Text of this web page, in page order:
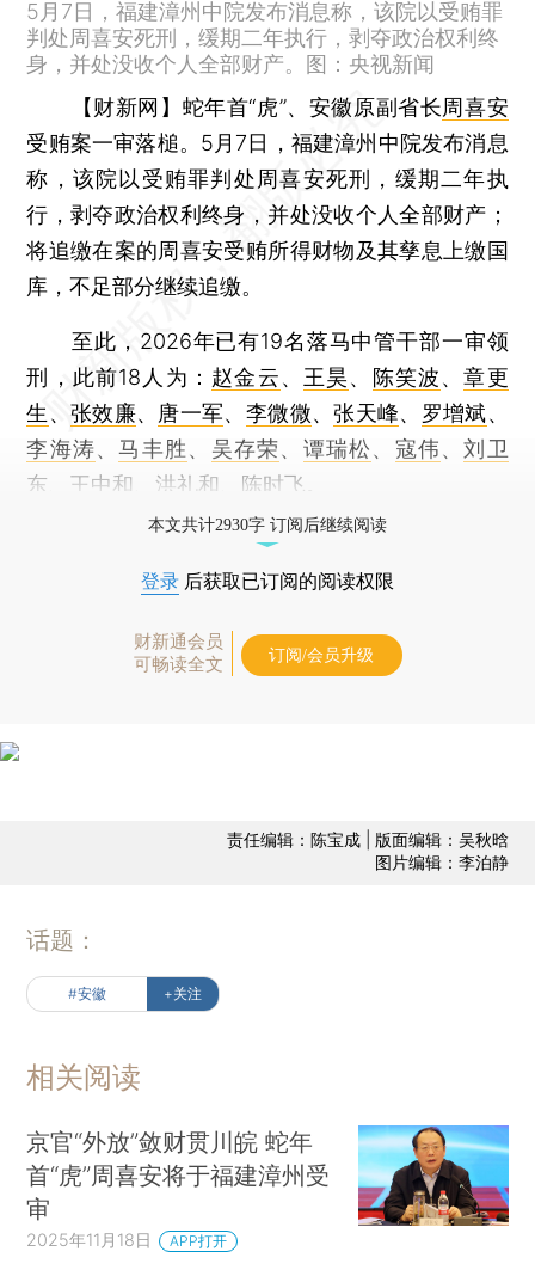
5月7日，福建漳州中院发布消息称，该院以受贿罪
判处周喜安死刑，缓期二年执行，剥夺政治权利终
身，并处没收个人全部财产。图：央视新闻
【财新网】 蛇年首“虎”、安徽原副省长周喜安
受贿案一审落槌。5月7日，福建漳州中院发布消息
称，该院以受贿罪判处周喜安死刑，缓期二年执
行，剥夺政治权利终身，并处没收个人全部财产；
将追缴在案的周喜安受贿所得财物及其孳息上缴国
库，不足部分继续追缴。
至此，2026年已有19名落马中管干部一审领
刑，此前18人为： 赵金云、 王昊、 陈笑波、章更
生 、张效廉、 唐一军、 李微微、张天峰、 罗增斌、
李海涛、马丰胜、 吴存荣、 谭瑞松、 寇伟、刘卫
东
王中和 、洪礼和 陈时飞
本文共计2930字 订阅后继续阅读
登录 后获取已订阅的阅读权限
财新通会员
可畅读全文
订阅/会员升级
责任编辑：陈宝成 | 版面编辑：吴秋晗
图片编辑：李泊静
话题：
#安徽 +关注
相关阅读
京官“外放”敛财贯川皖 蛇年
首“虎”周喜安将于福建漳州受
审
2025年11月18日 APP打开